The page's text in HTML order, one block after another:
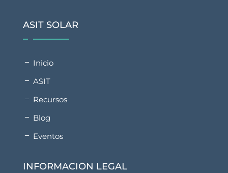
ASIT SOLAR
Inicio
ASIT
Recursos
Blog
Eventos
INFORMACIÓN LEGAL